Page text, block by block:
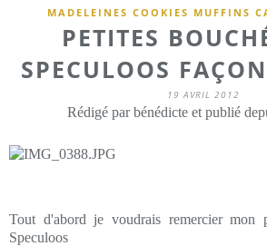
MADELEINES COOKIES MUFFINS
PETITES
SPECULOOS
19 AVRIL 2012
Rédigé par bénédicte et publié
Tout d'abord je voudrais remercier mon
Speculoos